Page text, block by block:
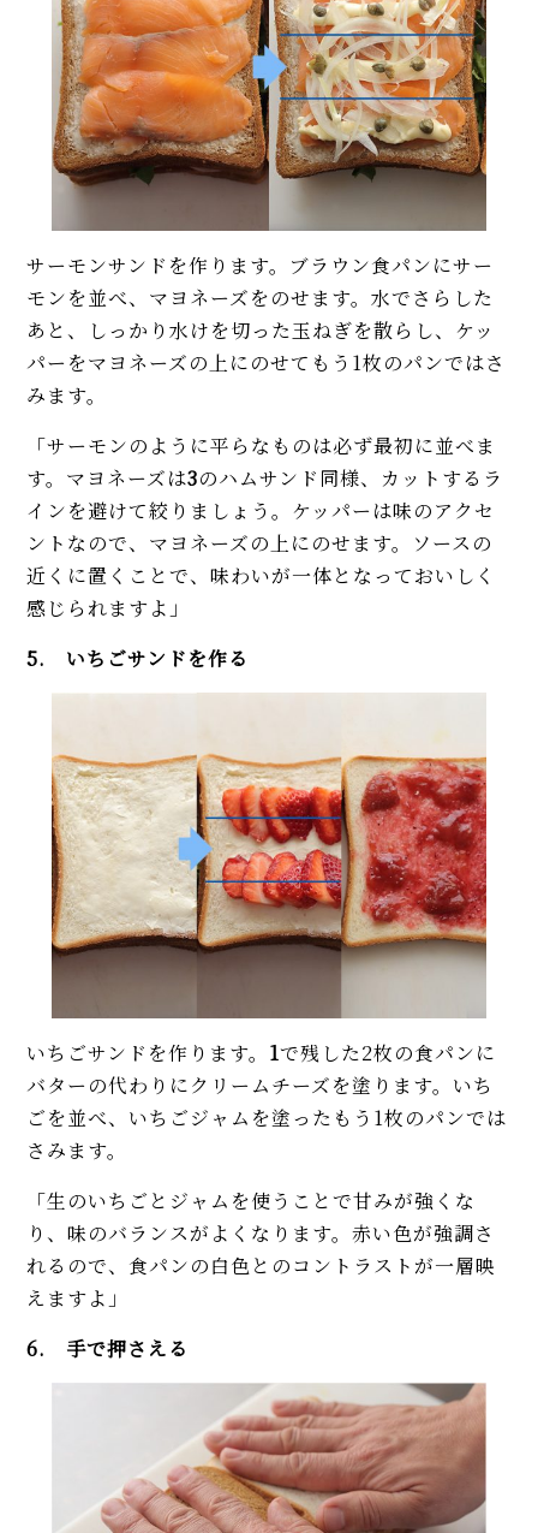
サーモンサンドを作ります。ブラウン食パンにサー
モンを並べ、マヨネーズをのせます。水でさらした
あと、しっかり水けを切った玉ねぎを散らし、ケッ
パーをマヨネーズの上にのせてもう1枚のパンではさ
みます。
「サーモンのように平らなものは必ず最初に並べま
す。マヨネーズは3のハムサンド同様、カットするラ
インを避けて絞りましょう。ケッパーは味のアクセ
ントなので、マヨネーズの上にのせます。ソースの
近くに置くことで、味わいが一体となっておいしく
感じられますよ」
5. いちごサンドを作る
いちごサンドを作ります。 1で残した2枚の食パンに
バターの代わりにクリームチーズを塗ります。いち
ごを並べ、いちごジャムを塗ったもう1枚のパンでは
さみます。
「生のいちごとジャムを使うことで甘みが強くな
り、味のバランスがよくなります。赤い色が強調さ
れるので、食パンの白色とのコントラストが一層映
えますよ」
6. 手で押さえる